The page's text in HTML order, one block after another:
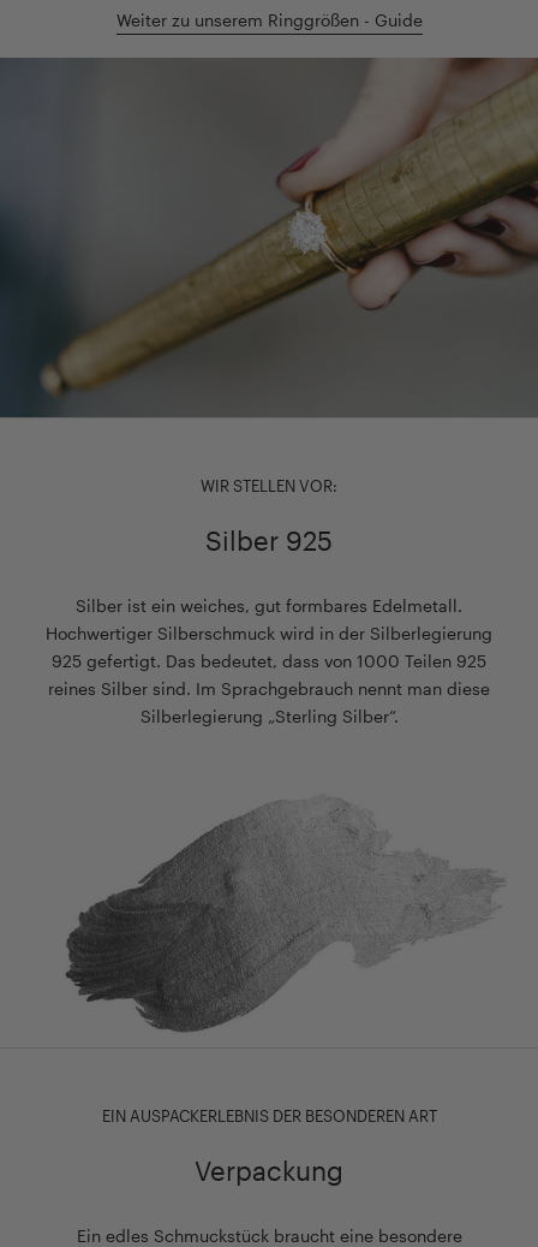
Weiter zu unserem Ringgrößen - Guide
WIR STELLEN VOR:
Silber 925
Silber ist ein weiches, gut formbares Edelmetall.
Hochwertiger Silberschmuck wird in der Silberlegierung
925 gefertigt. Das bedeutet, dass von 1000 Teilen 925
reines Silber sind. Im Sprachgebrauch nennt man diese
Silberlegierung „Sterling Silber“.
EIN AUSPACKERLEBNIS DER BESONDEREN ART
Verpackung
Ein edles Schmuckstück braucht eine besondere